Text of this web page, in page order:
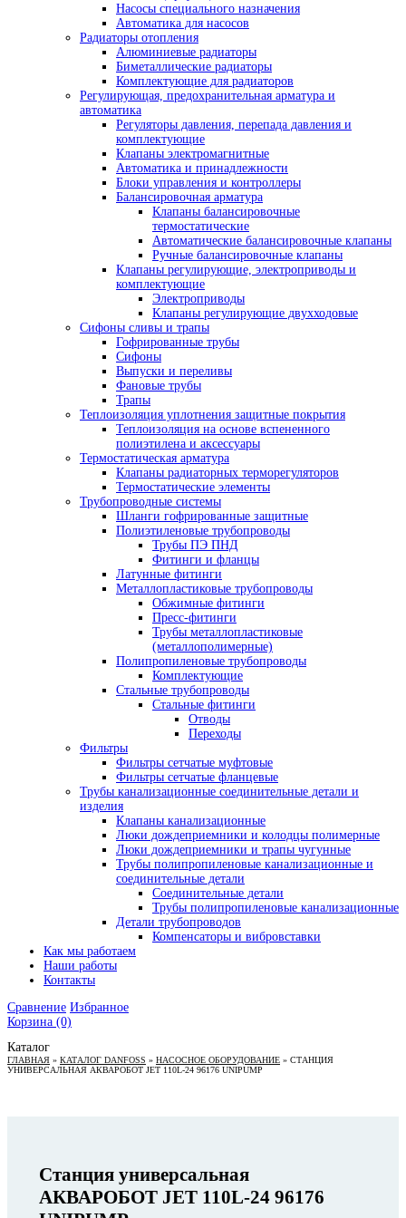
Насосы специального назначения
Автоматика для насосов
Радиаторы отопления
Алюминиевые радиаторы
Биметаллические радиаторы
Комплектующие для радиаторов
Регулирующая, предохранительная арматура и
автоматика
Регуляторы давления, перепада давления и
комплектующие
Клапаны электромагнитные
Автоматика и принадлежности
Блоки управления и контроллеры
Балансировочная арматура
Клапаны балансировочные
термостатические
Автоматические балансировочные клапаны
Ручные балансировочные клапаны
Клапаны регулирующие, электроприводы и
комплектующие
Электроприводы
Клапаны регулирующие двухходовые
Сифоны сливы и трапы
Гофрированные трубы
Сифоны
Выпуски и переливы
Фановые трубы
Трапы
Теплоизоляция уплотнения защитные покрытия
Теплоизоляция на основе вспененного
полиэтилена и аксессуары
Термостатическая арматура
Клапаны радиаторных терморегуляторов
Термостатические элементы
Трубопроводные системы
Шланги гофрированные защитные
Полиэтиленовые трубопроводы
Трубы ПЭ ПНД
Фитинги и фланцы
Латунные фитинги
Металлопластиковые трубопроводы
Обжимные фитинги
Пресс-фитинги
Трубы металлопластиковые
(металлополимерные)
Полипропиленовые трубопроводы
Комплектующие
Стальные трубопроводы
Стальные фитинги
Отводы
Переходы
Фильтры
Фильтры сетчатые муфтовые
Фильтры сетчатые фланцевые
Трубы канализационные соединительные детали и
изделия
Клапаны канализационные
Люки дождеприемники и колодцы полимерные
Люки дождеприемники и трапы чугунные
Трубы полипропиленовые канализационные и
соединительные детали
Соединительные детали
Трубы полипропиленовые канализационные
Детали трубопроводов
Компенсаторы и вибровставки
Как мы работаем
Наши работы
Контакты
Сравнение Избранное
Корзина (0)
Каталог
ГЛАВНАЯ » КАТАЛОГ DANFOSS » НАСОСНОЕ ОБОРУДОВАНИЕ » СТАНЦИЯ
УНИВЕРСАЛЬНАЯ АКВАРОБОТ JET 110L-24 96176 UNIPUMP
Станция универсальная
АКВАРОБОТ JET 110L-24 96176